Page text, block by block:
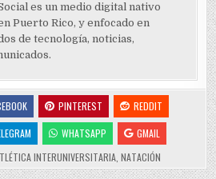
es un medio digital nativo
Puerto Rico, y enfocado en
de tecnología, noticias,
PINTEREST
REDDIT
WHATSAPP
GMAIL
INTERUNIVERSITARIA, NATACIÓN